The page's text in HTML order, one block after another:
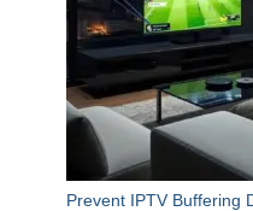
Prevent IPTV Buffering